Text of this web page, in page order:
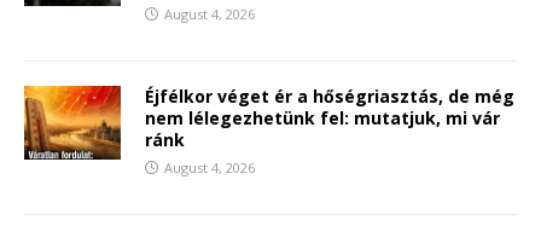
August 4, 2026
Éjfélkor véget ér a hőségriasztás, de még
nem lélegezhetünk fel: mutatjuk, mi vár
ránk
August 4, 2026